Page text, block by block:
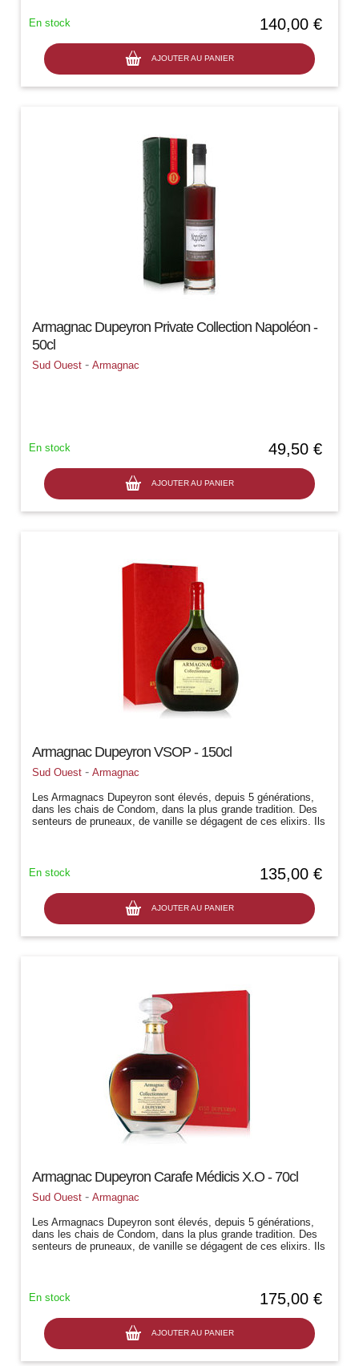
140,00 €
AJOUTER AU PANIER
En stock
Armagnac Dupeyron Private Collection Napoléon -
50cl
Sud Ouest -Armagnac
49,50 €
AJOUTER AU PANIER
En stock
Armagnac Dupeyron VSOP - 150cl
Sud Ouest -Armagnac
Les Armagnacs Dupeyron sont élevés, depuis 5 générations,
dans les chais de Condom, dans la plus grande tradition. Des
senteurs de pruneaux, de vanille se dégagent de ces elixirs. Ils
135,00 €
AJOUTER AU PANIER
En stock
Armagnac Dupeyron Carafe Médicis X.O - 70cl
Sud Ouest -Armagnac
Les Armagnacs Dupeyron sont élevés, depuis 5 générations,
dans les chais de Condom, dans la plus grande tradition. Des
senteurs de pruneaux, de vanille se dégagent de ces elixirs. Ils
175,00 €
AJOUTER AU PANIER
En stock